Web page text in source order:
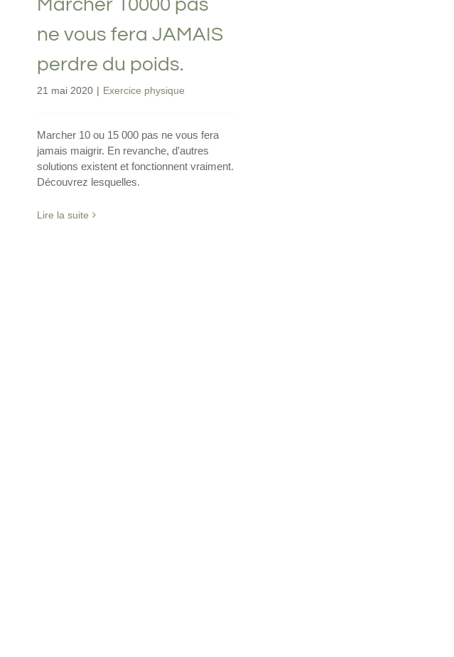
Marcher 10000 pas
ne vous fera JAMAIS
perdre du poids.
21 mai 2020 | Exercice physique
Marcher 10 ou 15 000 pas ne vous fera
jamais maigrir. En revanche, d'autres
solutions existent et fonctionnent vraiment.
Découvrez lesquelles.
Lire la suite